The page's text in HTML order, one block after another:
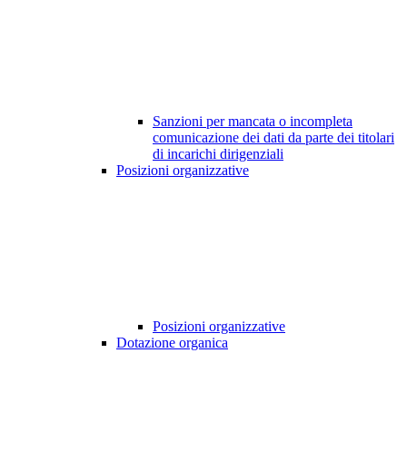
Sanzioni per mancata o incompleta
comunicazione dei dati da parte dei titolari
di incarichi dirigenziali
Posizioni organizzative
Posizioni organizzative
Dotazione organica